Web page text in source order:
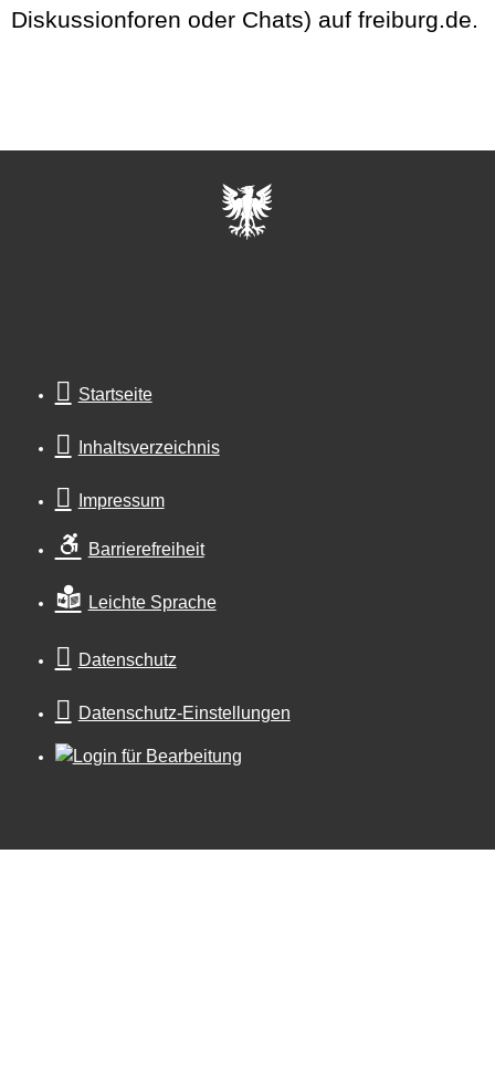
Diskussionforen oder Chats) auf freiburg.de.
Startseite
Inhaltsverzeichnis
Impressum
Barrierefreiheit
Leichte Sprache
Datenschutz
Datenschutz-Einstellungen